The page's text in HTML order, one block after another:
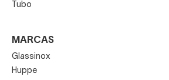
Tubo
MARCAS
Glassinox
Huppe